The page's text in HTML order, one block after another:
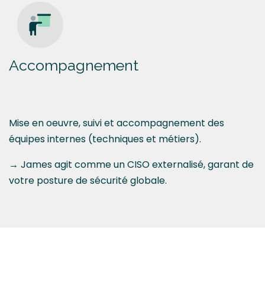
Accompagnement
Mise en oeuvre, suivi et accompagnement des
équipes internes (techniques et métiers).
→ James agit comme un CISO externalisé, garant de
votre posture de sécurité globale.